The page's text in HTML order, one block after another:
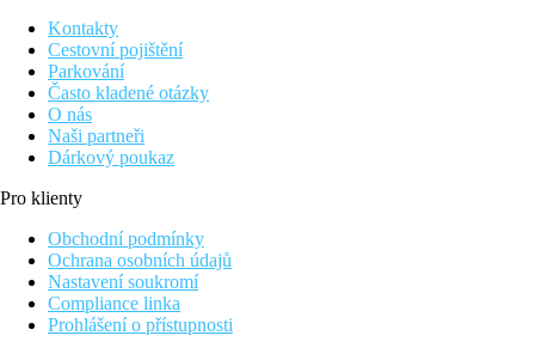
Kontakty
Cestovní pojištění
Parkování
Často kladené otázky
O nás
Naši partneři
Dárkový poukaz
Pro klienty
Obchodní podmínky
Ochrana osobních údajů
Nastavení soukromí
Compliance linka
Prohlášení o přístupnosti